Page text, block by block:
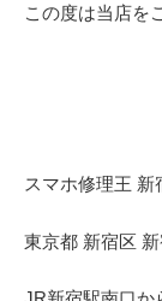
この度は当店を
スマホ修理王 新
東京都 新宿区